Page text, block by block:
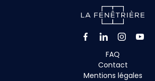
Facebook
LinkedIn
FAQ
Contact
Mentions légales